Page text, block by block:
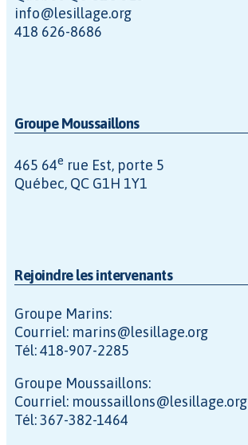
info@lesillage.org
418 626-8686
Groupe Moussaillons
465 64e rue Est, porte 5
Québec, QC G1H 1Y1
Rejoindre les intervenants
Groupe Marins:
Courriel: marins@lesillage.org
Tél: 418-907-2285
Groupe Moussaillons:
Courriel: moussaillons@lesillage.org
Tél: 367-382-1464